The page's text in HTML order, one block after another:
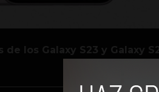
los Galaxy S23 y Galaxy